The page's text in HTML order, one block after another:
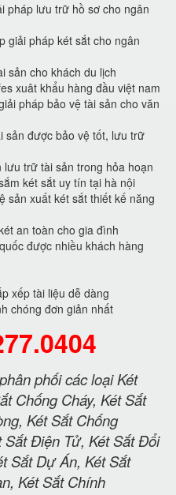
pháp lưu trữ hồ sơ cho ngân
giải pháp két sắt cho ngân
sản cho khách du lịch
xuât khẩu hàng đầu việt nam
pháp bảo vệ tài sản cho văn
sản được bảo vệ tốt, lưu trữ
lưu trữ tài sản trong hỏa hoạn
két sắt uy tín tại hà nội
sản xuất két sắt thiết kế năng
an toàn cho gia đình
được nhiều khách hàng
xếp tài liệu dễ dàng
chóng đơn giản nhất
phối các loại Két
Chống Cháy, Két Sắt
Két Sắt Chống
Sắt Điện Tử, Két Sắt Đổi
Sắt Dự Án, Két Sắt
Két Sắt Chính